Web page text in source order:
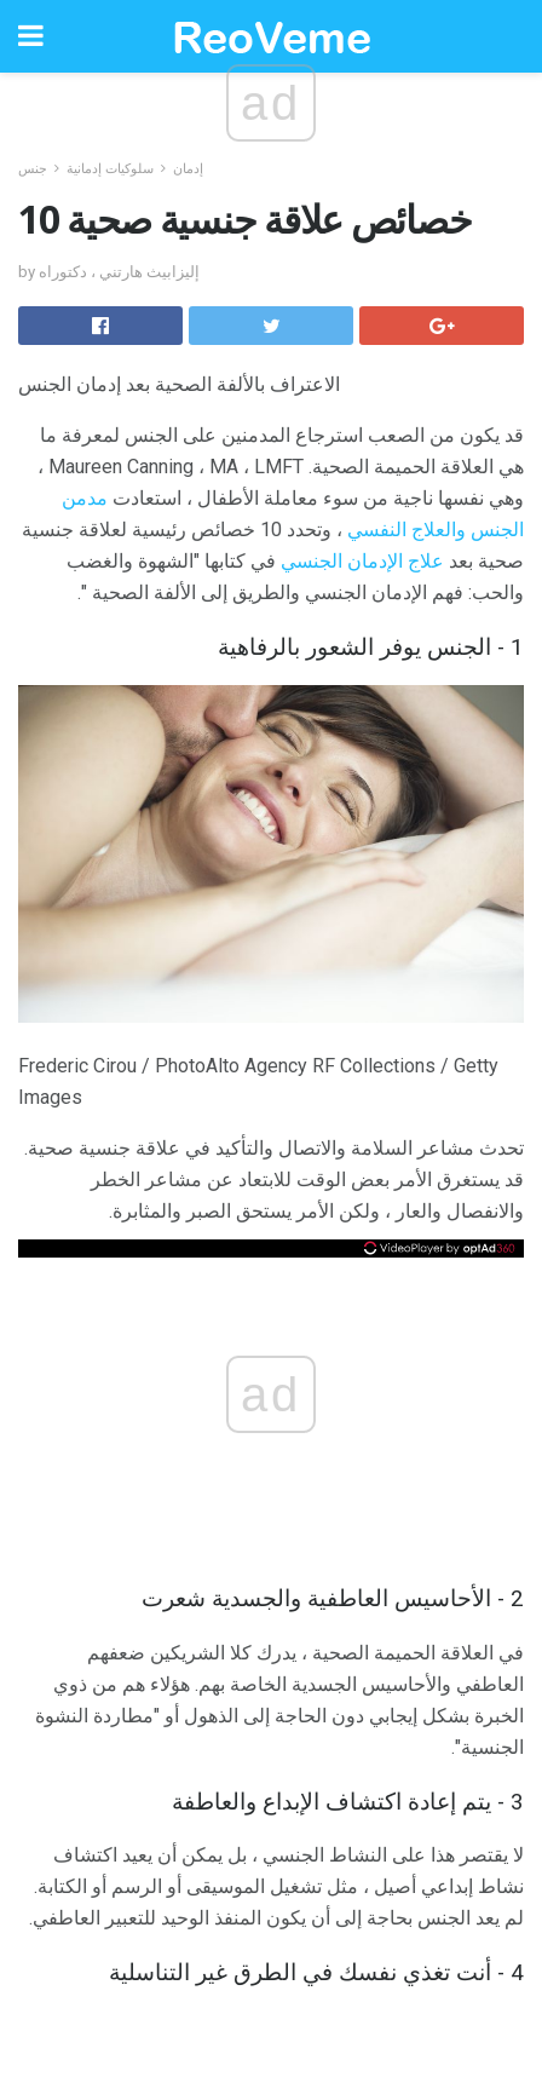
ad
إدمان سلوكيات إدمانية جنس
10 خصائص علاقة جنسية صحية
by إليزابيث هارتني ، دكتوراه
الاعتراف بالألفة الصحية بعد إدمان الجنس
قد يكون من الصعب استرجاع المدمنين على الجنس لمعرفة ما
هي العلاقة الحميمة الصحية. Maureen Canning ، MA ، LMFT ،
وهي نفسها ناجية من سوء معاملة الأطفال ، استعادت مدمن
الجنس والعلاج النفسي
، وتحدد 10 خصائص رئيسية لعلاقة جنسية
صحية بعد علاج الإدمان الجنسي في كتابها "الشهوة والغضب
والحب: فهم الإدمان الجنسي والطريق إلى الألفة الصحية ".
1 - الجنس يوفر الشعور بالرفاهية
Frederic Cirou / PhotoAlto Agency RF Collections / Getty
Images
تحدث مشاعر السلامة والاتصال والتأكيد في علاقة جنسية صحية.
قد يستغرق الأمر بعض الوقت للابتعاد عن مشاعر الخطر
والانفصال والعار ، ولكن الأمر يستحق الصبر والمثابرة.
ad
2 - الأحاسيس العاطفية والجسدية شعرت
في العلاقة الحميمة الصحية ، يدرك كلا الشريكين ضعفهم
العاطفي والأحاسيس الجسدية الخاصة بهم. هؤلاء هم من ذوي
الخبرة بشكل إيجابي دون الحاجة إلى الذهول أو "مطاردة النشوة
الجنسية".
3 - يتم إعادة اكتشاف الإبداع والعاطفة
لا يقتصر هذا على النشاط الجنسي ، بل يمكن أن يعيد اكتشاف
نشاط إبداعي أصيل ، مثل تشغيل الموسيقى أو الرسم أو الكتابة.
لم يعد الجنس بحاجة إلى أن يكون المنفذ الوحيد للتعبير العاطفي.
4 - أنت تغذي نفسك في الطرق غير التناسلية